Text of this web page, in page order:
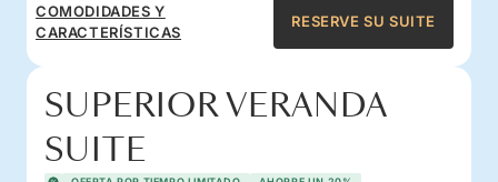
COMODIDADES Y
CARACTERÍSTICAS
RESERVE SU SUITE
SUPERIOR VERANDA
SUITE